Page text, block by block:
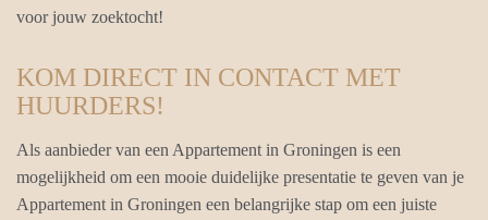
voor jouw zoektocht!
KOM DIRECT IN CONTACT MET
HUURDERS!
Als aanbieder van een Appartement in Groningen is een
mogelijkheid om een mooie duidelijke presentatie te geven van je
Appartement in Groningen een belangrijke stap om een juiste